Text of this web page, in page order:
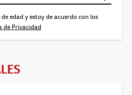
edad y estoy de acuerdo con los
de Privacidad